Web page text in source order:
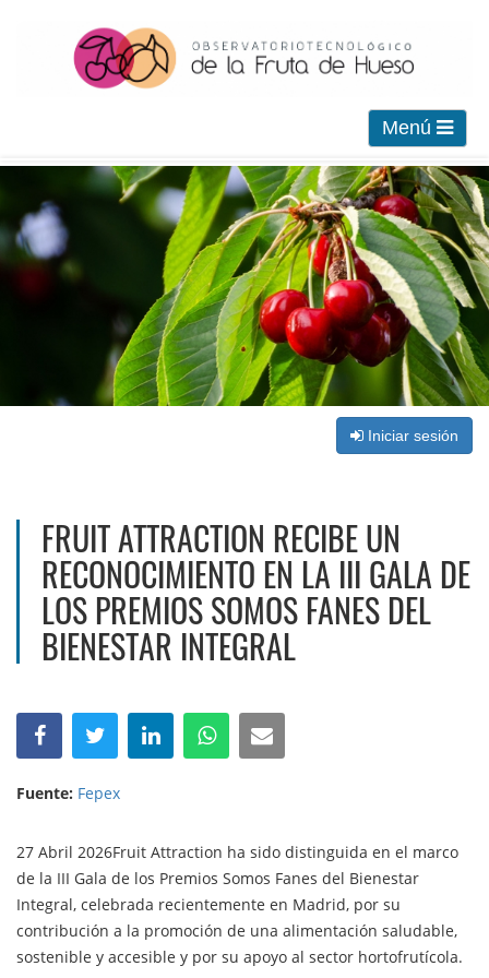
Menú
Iniciar sesión
FRUIT ATTRACTION RECIBE UN
RECONOCIMIENTO EN LA III GALA DE
LOS PREMIOS SOMOS FANES DEL
BIENESTAR INTEGRAL
Fuente: Fepex
27 Abril 2026Fruit Attraction ha sido distinguida en el marco
de la III Gala de los Premios Somos Fanes del Bienestar
Integral, celebrada recientemente en Madrid, por su
contribución a la promoción de una alimentación saludable,
sostenible y accesible y por su apoyo al sector hortofrutícola.